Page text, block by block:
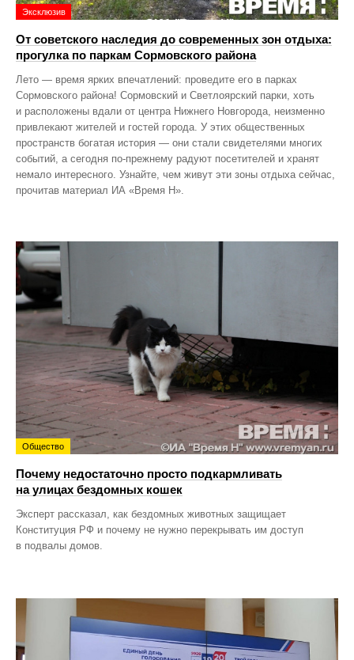
Эксклюзив
От советского наследия до современных зон отдыха:
прогулка по паркам Сормовского района
Лето — время ярких впечатлений: проведите его в парках
Сормовского района! Сормовский и Светлоярский парки, хоть
и расположены вдали от центра Нижнего Новгорода, неизменно
привлекают жителей и гостей города. У этих общественных
пространств богатая история — они стали свидетелями многих
событий, а сегодня по‑прежнему радуют посетителей и хранят
немало интересного. Узнайте, чем живут эти зоны отдыха сейчас,
прочитав материал ИА «Время Н».
Общество
Почему недостаточно просто подкармливать
на улицах бездомных кошек
Эксперт рассказал, как бездомных животных защищает
Конституция РФ и почему не нужно перекрывать им доступ
в подвалы домов.